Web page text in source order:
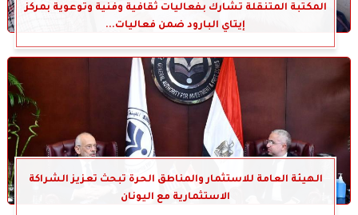
المكتبة المتنقلة تشارك بفعاليات ثقافية وفنية وتوعوية بمركز
إيتاي البارود ضمن فعاليات...
الهيئة العامة للاستثمار والمناطق الحرة تبحث تعزيز الشراكة
الاستثمارية مع اليونان